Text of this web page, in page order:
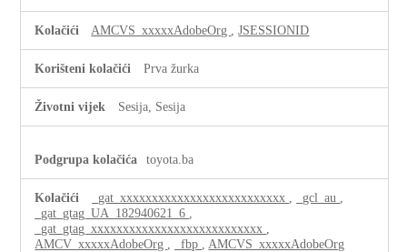
AMCVS_xxxxxAdobeOrg ,JSESSIONID
Prva žurka
Sesija, Sesija
toyota.ba
_gat_xxxxxxxxxxxxxxxxxxxxxxxxxx _gcl_au
_gat_gtag_UA_182940621_6
_gat_gtag_xxxxxxxxxxxxxxxxxxxxxxxxxxx
AMCV_xxxxxAdobeOrg
_fbp AMCVS_xxxxxAdobeOrg